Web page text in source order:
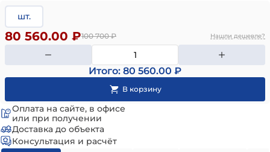
шт.
100 700₽
80 560.00 ₽ Нашли дешевле?
Итого: 80 560.00 ₽
Оплата на сайте, в офисе
или при получении
Доставка до объекта
Консультация и расчёт